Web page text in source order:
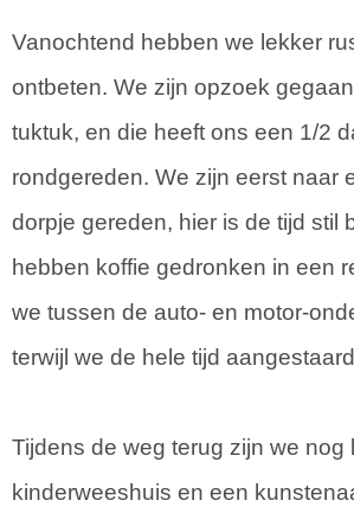
Vanochtend hebben we lekker
ontbeten. We zijn opzoek
tuktuk, en die heeft ons een 1/2
rondgereden. We zijn eerst naar
dorpje gereden, hier is de tijd stil
hebben koffie gedronken in een
we tussen de auto- en motor-
terwijl we de hele tijd
Tijdens de weg terug zijn we nog
kinderweeshuis en een